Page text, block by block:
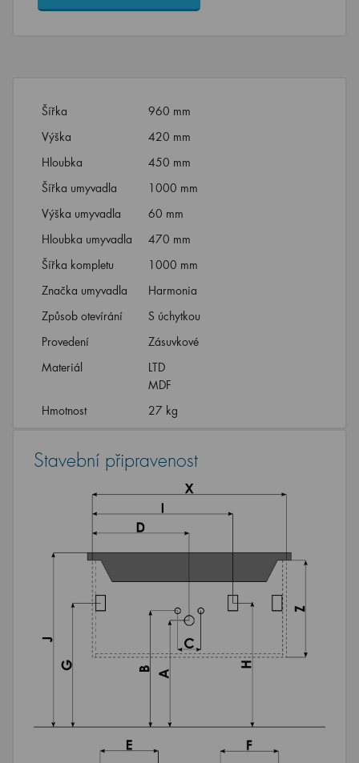
Šířka
960 mm
Výška
420 mm
Hloubka
450 mm
Šířka umyvadla
1000 mm
Výška umyvadla
60 mm
Hloubka umyvadla
470 mm
Šířka kompletu
1000 mm
Značka umyvadla
Harmonia
Způsob otevírání
S úchytkou
Provedení
Zásuvkové
Materiál
LTD
MDF
Hmotnost
27 kg
Stavební připravenost